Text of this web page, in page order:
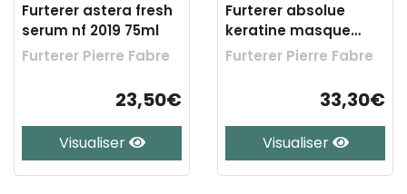
Furterer astera fresh
serum nf 2019 75ml
Furterer Pierre Fabre
23,50€
Visualiser
Furterer absolue
keratine masque
classic 100ml
Furterer Pierre Fabre
33,30€
Visualiser